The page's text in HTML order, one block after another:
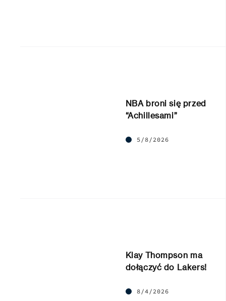
NBA broni się przed
“Achillesami”
5/8/2026
Klay Thompson ma
dołączyć do Lakers!
8/4/2026